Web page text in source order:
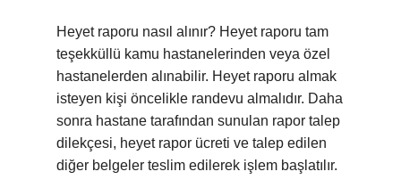
Heyet raporu nasıl alınır? Heyet raporu tam
teşekküllü kamu hastanelerinden veya özel
hastanelerden alınabilir. Heyet raporu almak
isteyen kişi öncelikle randevu almalıdır. Daha
sonra hastane tarafından sunulan rapor talep
dilekçesi, heyet rapor ücreti ve talep edilen
diğer belgeler teslim edilerek işlem başlatılır.